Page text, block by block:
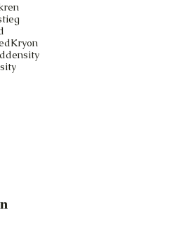
Kryon
density